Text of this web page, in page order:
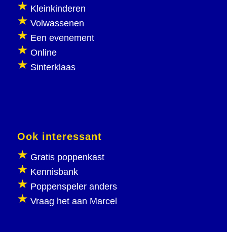
Kleinkinderen
Volwassenen
Een evenement
Online
Sinterklaas
Ook interessant
Gratis poppenkast
Kennisbank
Poppenspeler anders
Vraag het aan Marcel